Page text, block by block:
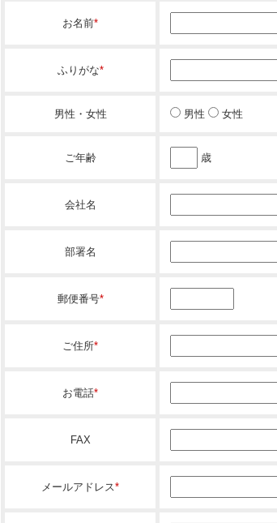
お名前*
ふりがな*
男性・女性 男性 女性
ご年齢 歳
会社名
部署名
郵便番号*
ご住所*
お電話*
FAX
メールアドレス*